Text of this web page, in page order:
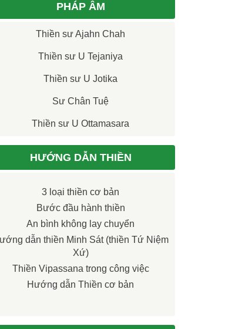
PHÁP ÂM
Thiền sư Ajahn Chah
Thiền sư U Tejaniya
Thiền sư U Jotika
Sư Chân Tuệ
Thiền sư U Ottamasara
HƯỚNG DẪN THIỀN
3 loại thiền cơ bản
Bước đầu hành thiền
An bình không lay chuyển
dẫn thiền Minh Sát (thiền Tứ Niệm
Xứ)
Thiền Vipassana trong công việc
Hướng dẫn Thiền cơ bản